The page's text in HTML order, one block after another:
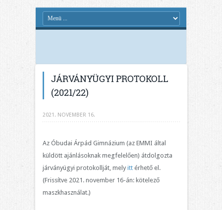
JÁRVÁNYÜGYI PROTOKOLL
(2021/22)
2021. NOVEMBER 16.
Az Óbudai Árpád Gimnázium (az EMMI által
küldött ajánlásoknak megfelelően) átdolgozta
járványügyi protokollját, mely ittérhető el.
(Frissítve 2021. november 16-án: kötelező
maszkhasználat.)